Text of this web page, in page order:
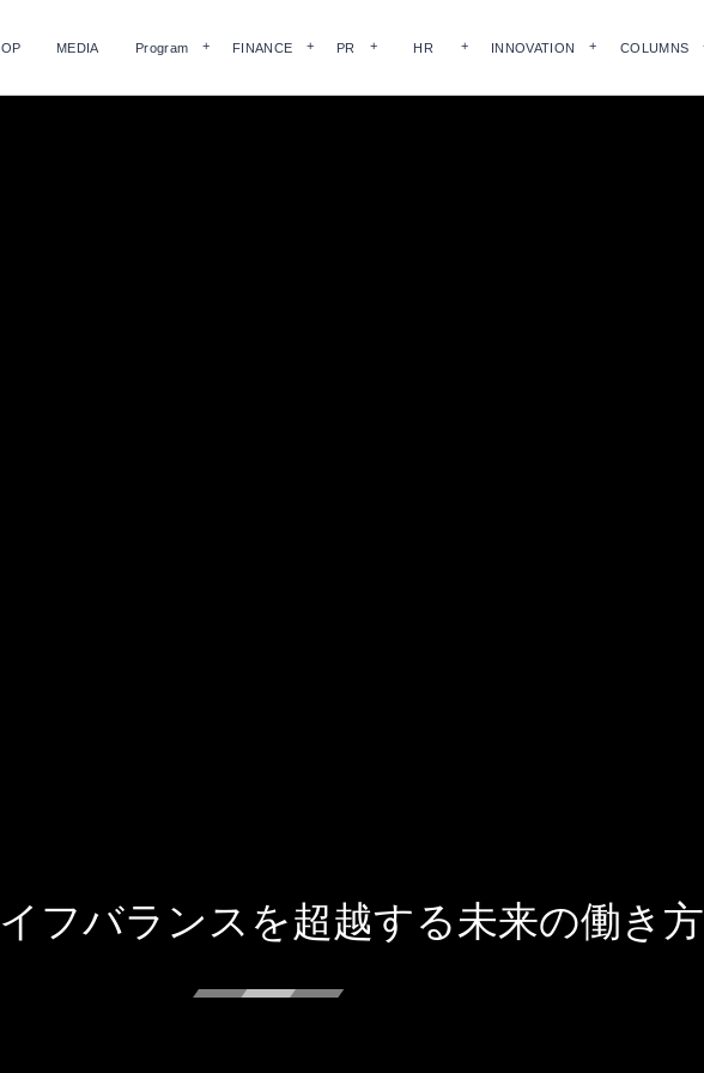
MEDIA Program FINANCE PR HR INNOVATION COLUMNS
フバランスを超越する未来の働き方